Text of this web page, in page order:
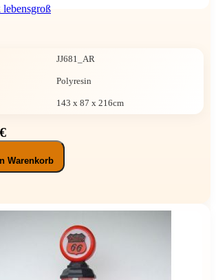
JJ681_AR
Polyresin
143 x 87 x 216cm
Warenkorb